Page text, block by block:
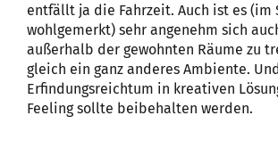
entfällt ja die Fahrzeit. Auch ist es (im
wohlgemerkt) sehr angenehm sich
außerhalb der gewohnten Räume zu
gleich ein ganz anderes Ambiente.
Erfindungsreichtum in kreativen
Feeling sollte beibehalten werden.